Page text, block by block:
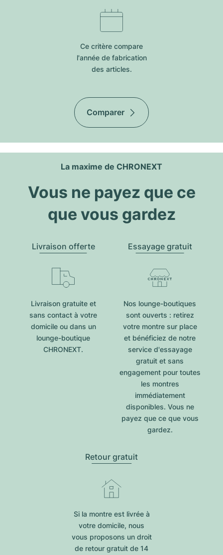
Ce critère compare
l'année de fabrication
des articles.
Comparer
La maxime de CHRONEXT
Vous ne payez que ce
que vous gardez
Livraison offerte
Livraison gratuite et
sans contact à votre
domicile ou dans un
lounge-boutique
CHRONEXT.
Essayage gratuit
Nos lounge-boutiques
sont ouverts : retirez
votre montre sur place
et bénéficiez de notre
service d'essayage
gratuit et sans
engagement pour toutes
les montres
immédiatement
disponibles. Vous ne
payez que ce que vous
gardez.
Retour gratuit
Si la montre est livrée à
votre domicile, nous
vous proposons un droit
de retour gratuit de 14